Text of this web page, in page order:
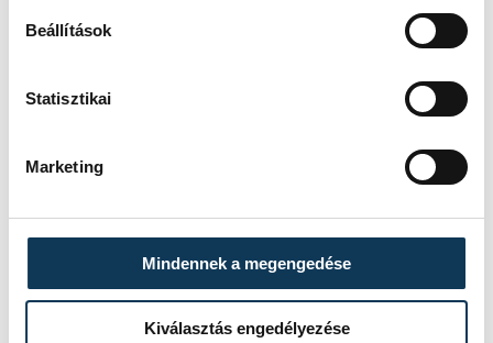
Beállítások
Statisztikai
Marketing
Mindennek a megengedése
Kiválasztás engedélyezése
Navracsics Tibor szerint ha Európa népei
megismernék a magyar kultúrát, minket is